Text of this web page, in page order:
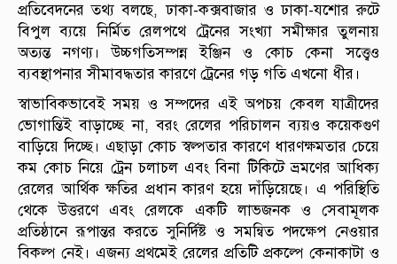
প্রতিবেদনের তথ্য বলছে, ঢাকা-কক্সবাজার ও ঢাকা-যশোর রুটে
বিপুল ব্যয়ে নির্মিত রেলপথে ট্রেনের সংখ্যা সমীক্ষার তুলনায়
অত্যন্ত নগণ্য। উচ্চগতিসম্পন্ন ইঞ্জিন ও কোচ কেনা সত্ত্বেও
ব্যবস্থাপনার সীমাবদ্ধতার কারণে ট্রেনের গড় গতি এখনো ধীর।
স্বাভাবিকভাবেই সময় ও সম্পদের এই অপচয় কেবল যাত্রীদের
ভোগান্তিই বাড়াচ্ছে না, বরং রেলের পরিচালন ব্যয়ও কয়েকগুণ
বাড়িয়ে দিচ্ছে। এছাড়া কোচ স্বল্পতার কারণে ধারণক্ষমতার চেয়ে
কম কোচ নিয়ে ট্রেন চলাচল এবং বিনা টিকিটে ভ্রমণের আধিক্য
রেলের আর্থিক ক্ষতির প্রধান কারণ হয়ে দাঁড়িয়েছে। এ পরিস্থিতি
থেকে উত্তরণে এবং রেলকে একটি লাভজনক ও সেবামূলক
প্রতিষ্ঠানে রূপান্তর করতে সুনির্দিষ্ট ও সমন্বিত পদক্ষেপ নেওয়ার
বিকল্প নেই। এজন্য প্রথমেই রেলের প্রতিটি প্রকল্পে কেনাকাটা ও